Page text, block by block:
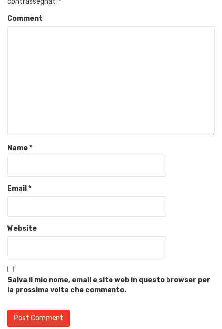
contrassegnati *
Comment
Name*
Email*
Website
Salva il mio nome, email e sito web in questo browser per
la prossima volta che commento.